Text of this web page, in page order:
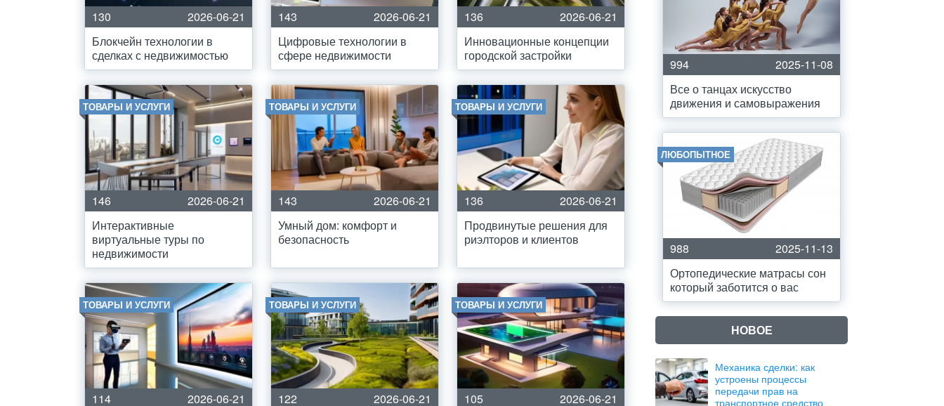
130
2026-06-21
Блокчейн технологии в
сделках с недвижимостью
143
2026-06-21
Цифровые технологии в
сфере недвижимости
136
2026-06-21
Инновационные концепции
городской застройки
ТОВАРЫ И УСЛУГИ
146
2026-06-21
Интерактивные
виртуальные туры по
недвижимости
ТОВАРЫ И УСЛУГИ
143
2026-06-21
Умный дом: комфорт и
безопасность
ТОВАРЫ И УСЛУГИ
136
2026-06-21
Продвинутые решения для
риэлторов и клиентов
ТОВАРЫ И УСЛУГИ
114 2026-06-21
ТОВАРЫ И УСЛУГИ
122 2026-06-21
ТОВАРЫ И УСЛУГИ
105 2026-06-21
994
2025-11-08
Все о танцах искусство
движения и самовыражения
ЛЮБОПЫТНОЕ
988
2025-11-13
Ортопедические матрасы сон
который заботится о вас
НОВОЕ
Механика сделки: как
устроены процессы
передачи прав на
транспортное средство